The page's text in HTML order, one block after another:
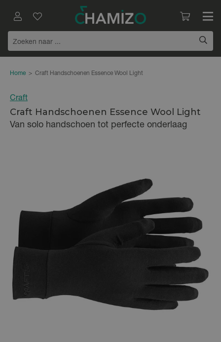
Home > Craft Handschoenen Essence Wool Light
Craft
Craft Handschoenen Essence Wool Light
Van solo handschoen tot perfecte onderlaag